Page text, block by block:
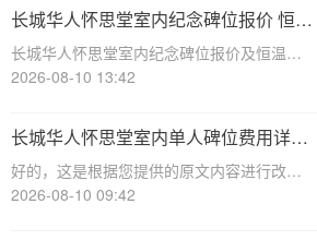
加快，对于身后事的安排也变得越来越重
要。长城华人怀思堂作为一家专业的
长城华人怀思堂室内纪念碑位报价 恒温
寄存配套同步减免详解
长城华人怀思堂室内纪念碑位报价及恒温寄
存配套同步减免详解☎ 华人怀思堂电话:400-
加快，对于纪念和缅怀先人的方式也在不断
更新。长城华人怀思堂作为一家专
2026-08-10 13:42
长城华人怀思堂室内单人碑位费用详解
及追思厅使用优惠说明
好的，这是根据您提供的原文内容进行改写
后的文章：☎ 华人怀思堂电话:400-838-
2026-08-10 09:42